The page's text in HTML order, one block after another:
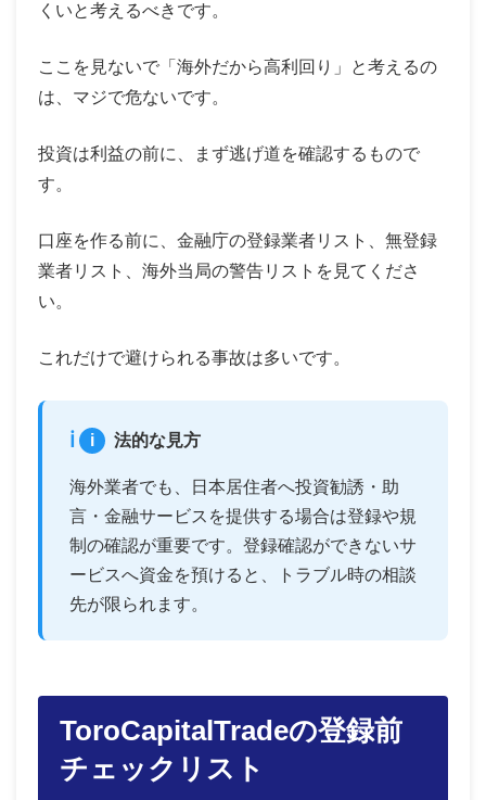
くいと考えるべきです。
ここを見ないで「海外だから高利回り」と考えるの
は、マジで危ないです。
投資は利益の前に、まず逃げ道を確認するもので
す。
口座を作る前に、金融庁の登録業者リスト、無登録
業者リスト、海外当局の警告リストを見てくださ
い。
これだけで避けられる事故は多いです。
i 法的な見方
海外業者でも、日本居住者へ投資勧誘・助
言・金融サービスを提供する場合は登録や規
制の確認が重要です。登録確認ができないサ
ービスへ資金を預けると、トラブル時の相談
先が限られます。
ToroCapitalTradeの登録前
チェックリスト